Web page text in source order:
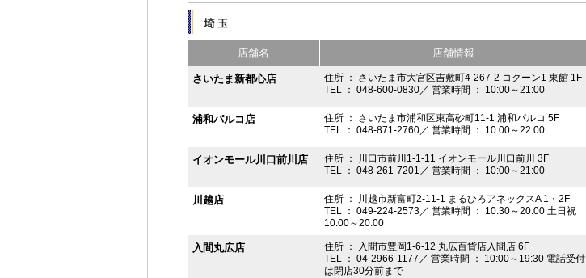
店舗名 店舗情報
さいたま新都心店
住所 ： さいたま市大宮区吉敷町4-267-2 コクーン1 東館 1F
TEL ： 048-600-0830／ 営業時間 ： 10:00～21:00
浦和パルコ店
住所 ： さいたま市浦和区東高砂町11-1 浦和パルコ 5F
TEL ： 048-871-2760／ 営業時間 ： 10:00～22:00
イオンモール川口前川店
住所 ： 川口市前川1-1-11 イオンモール川口前川 3F
TEL ： 048-261-7201／ 営業時間 ： 10:00～21:00
川越店
住所 ： 川越市新富町2-11-1 まるひろアネックスA 1・2F
TEL ： 049-224-2573／ 営業時間 ： 10:30～20:00 土日祝
10:00～20:00
入間丸広店
住所 ： 入間市豊岡1-6-12 丸広百貨店入間店 6F
TEL ： 04-2966-1177／ 営業時間 ： 10:00～19:30 電話受付
は閉店30分前まで